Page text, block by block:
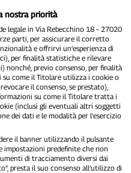
indipendente
1/2/2021 - Tribunale di Pavia
Srls- P.IVA
Secchi- Vicedirettore:Federico
Cookie Policy
lo trovi su P300.it"
nostra priorità
legale in Via Rebecchino 18 – 27020
parti, per assicurare il corretto
e offrirvi un’esperienza di
per finalità statistiche e rilevare
nonché, previo consenso, per finalità
come il Titolare utilizza i cookie o
il consenso, se prestato),
su come il Titolare tratta i
(inclusi gli eventuali altri soggetti
dei dati e le modalità per l’esercizio
il banner utilizzando il pulsante
impostazioni predefinite che non
di tracciamento diversi dai
presta il suo consenso all’utilizzo di